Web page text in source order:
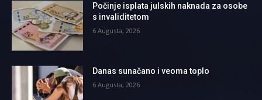
Počinje isplata julskih naknada za osobe
s invaliditetom
6 Augusta, 2026
Danas sunačano i veoma toplo
6 Augusta, 2026